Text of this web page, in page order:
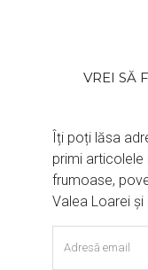
VREI SĂ
Îți poți lăsa
primi articolele
frumoase,
Valea Loarei și
email